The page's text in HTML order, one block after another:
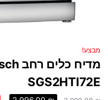
מבצע!
SGS2HTI72E